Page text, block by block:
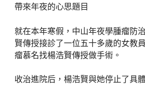
帶來年夜的心思題目
就在本年寒假，中山年夜學腫瘤防
賢傳授接診了一位五十多歲的女教
瘤慕名找楊浩賢傳授做手術。
收治進院后，楊浩賢與她停止了具